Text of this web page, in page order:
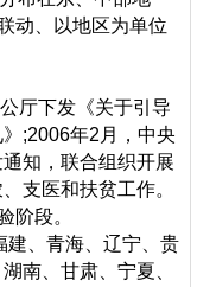
动、以地区为单位
厅下发《关于引导
;2006年2月，中央
知，联合组织开展
支医和扶贫工作。
阶段。
、青海、辽宁、贵
南、甘肃、宁夏、